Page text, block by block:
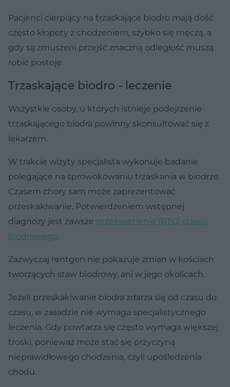
Pacjenci cierpiący na trzaskające biodro mają dość
często kłopoty z chodzeniem, szybko się męczą, a
gdy są zmuszeni przejść znaczną odległość muszą
robić postoje.
Trzaskające biodro - leczenie
Wszystkie osoby, u których istnieje podejrzenie
trzaskającego biodra powinny skonsultować się z
lekarzem.
W trakcie wizyty specjalista wykonuje badanie
polegające na sprowokowaniu trzaskania w biodrze.
Czasem chory sam może zaprezentować
przeskakiwanie. Potwierdzeniem wstępnej
diagnozy jest zawsze prześwietlenie (RTG) stawu
biodrowego.
Zazwyczaj rentgen nie pokazuje zmian w kościach
tworzących staw biodrowy, ani w jego okolicach.
Jeżeli przeskakiwanie biodra zdarza się od czasu do
czasu, w zasadzie nie wymaga specjalistycznego
leczenia. Gdy powtarza się często wymaga większej
troski, ponieważ może stać się przyczyną
nieprawidłowego chodzenia, czyli upośledzenia
chodu.